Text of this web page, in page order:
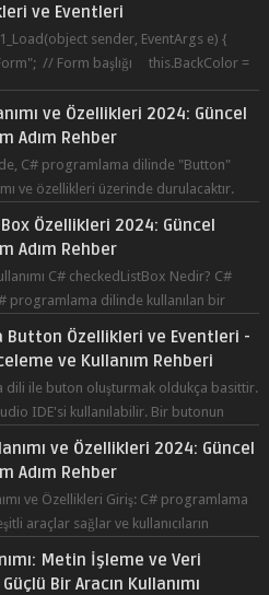
ve Eventleri
sender, EventArgs e) {
// Form başlığı this.BackColor =
ve Özellikleri 2024: Güncel
Adım Rehber
C# programlama dilinde "Button"
ve özellikleri üzerinde durulacaktır.
Özellikleri 2024: Güncel
Adım Rehber
C# checkedListBox Nedir? C#
programlama dilinde kullanılan bir
Button Özellikleri ve Eventleri -
ve Kullanım Rehberi
ile buton oluşturmak oldukça basittir.
IDE'si kullanılabilir. Bir butonun
ve Özellikleri 2024: Güncel
Adım Rehber
ve Özellikleri Giriş: C# programlama
araçlar sağlar ve kullanıcıların
Metin İşleme ve Veri
Bir Aracın Kullanımı